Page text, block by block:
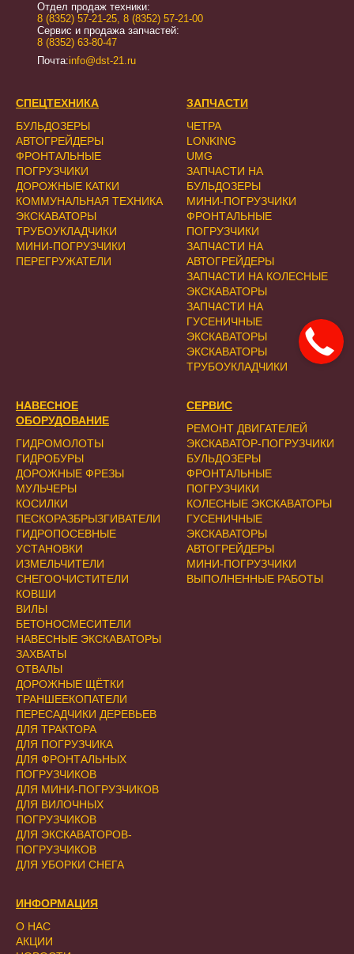
Отдел продаж техники:
8 (8352) 57-21-25, 8 (8352) 57-21-00
Сервис и продажа запчастей:
8 (8352) 63-80-47
Почта:info@dst-21.ru
СПЕЦТЕХНИКА
БУЛЬДОЗЕРЫ
АВТОГРЕЙДЕРЫ
ФРОНТАЛЬНЫЕ
ПОГРУЗЧИКИ
ДОРОЖНЫЕ КАТКИ
КОММУНАЛЬНАЯ ТЕХНИКА
ЭКСКАВАТОРЫ
ТРУБОУКЛАДЧИКИ
МИНИ-ПОГРУЗЧИКИ
ПЕРЕГРУЖАТЕЛИ
НАВЕСНОЕ
ОБОРУДОВАНИЕ
ГИДРОМОЛОТЫ
ГИДРОБУРЫ
ДОРОЖНЫЕ ФРЕЗЫ
МУЛЬЧЕРЫ
КОСИЛКИ
ПЕСКОРАЗБРЫЗГИВАТЕЛИ
ГИДРОПОСЕВНЫЕ
УСТАНОВКИ
ИЗМЕЛЬЧИТЕЛИ
СНЕГООЧИСТИТЕЛИ
КОВШИ
ВИЛЫ
БЕТОНОСМЕСИТЕЛИ
НАВЕСНЫЕ ЭКСКАВАТОРЫ
ЗАХВАТЫ
ОТВАЛЫ
ДОРОЖНЫЕ ЩЁТКИ
ТРАНШЕЕКОПАТЕЛИ
ПЕРЕСАДЧИКИ ДЕРЕВЬЕВ
ДЛЯ ТРАКТОРА
ДЛЯ ПОГРУЗЧИКА
ДЛЯ ФРОНТАЛЬНЫХ
ПОГРУЗЧИКОВ
ДЛЯ МИНИ-ПОГРУЗЧИКОВ
ДЛЯ ВИЛОЧНЫХ
ПОГРУЗЧИКОВ
ДЛЯ ЭКСКАВАТОРОВ-
ПОГРУЗЧИКОВ
ДЛЯ УБОРКИ СНЕГА
ЗАПЧАСТИ
ЧЕТРА
LONKING
UMG
ЗАПЧАСТИ НА
БУЛЬДОЗЕРЫ
МИНИ-ПОГРУЗЧИКИ
ФРОНТАЛЬНЫЕ
ПОГРУЗЧИКИ
ЗАПЧАСТИ НА
АВТОГРЕЙДЕРЫ
ЗАПЧАСТИ НА КОЛЕСНЫЕ
ЭКСКАВАТОРЫ
ЗАПЧАСТИ НА
ГУСЕНИЧНЫЕ
ЭКСКАВАТОРЫ
ЭКСКАВАТОРЫ
ТРУБОУКЛАДЧИКИ
СЕРВИС
РЕМОНТ ДВИГАТЕЛЕЙ
ЭКСКАВАТОР-ПОГРУЗЧИКИ
БУЛЬДОЗЕРЫ
ФРОНТАЛЬНЫЕ
ПОГРУЗЧИКИ
КОЛЕСНЫЕ ЭКСКАВАТОРЫ
ГУСЕНИЧНЫЕ
ЭКСКАВАТОРЫ
АВТОГРЕЙДЕРЫ
МИНИ-ПОГРУЗЧИКИ
ВЫПОЛНЕННЫЕ РАБОТЫ
ИНФОРМАЦИЯ
О НАС
АКЦИИ